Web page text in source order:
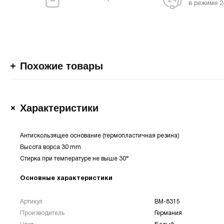
в режиме
Похожие товары
Характеристики
Антискользящее основание (термопластичная резина)
Высота ворса 30 mm
Стирка при температуре не выше 30°
Основные характеристики
Артикул BM-8315
Производитель Германия